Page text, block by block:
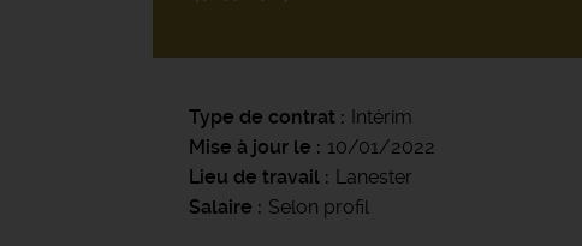
Type de contrat
Intérim
Mise à jour le
10/01/2022
Lieu de travail
Lanester
Salaire
Selon profil